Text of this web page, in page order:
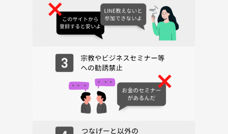
※曲は順番に入れて下さい。
ハモリやデュエットは曲を入れた
方に許可をもらって下さい。
歌っていない時はあまり大きな声での
お話しは控えて下さい。